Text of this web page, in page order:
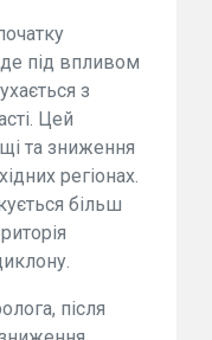
під впливом
з
Цей
та зниження
регіонах.
більш
після